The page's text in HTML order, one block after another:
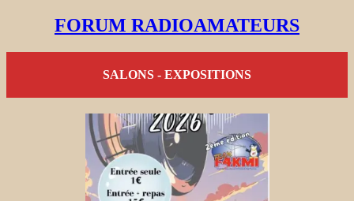
FORUM RADIOAMATEURS
SALONS - EXPOSITIONS